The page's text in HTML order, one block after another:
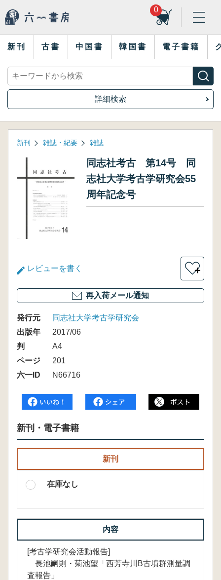
0
新刊 古書 中国書 韓国書 電子書籍
詳細検索
新刊 雑誌・紀要 雑誌
同志社考古 第14号 同
志社大学考古学研究会55
周年記念号
レビューを書く ＋
再入荷メール通知
発行元
同志社大学考古学研究会
出版年
2017/06
判
A4
ページ
201
六一ID
N66716
新刊・電子書籍
新刊
在庫なし
内容
[考古学研究会活動報告]
長池嗣則・菊池望「西芳寺川B古墳群測量調
査報告」